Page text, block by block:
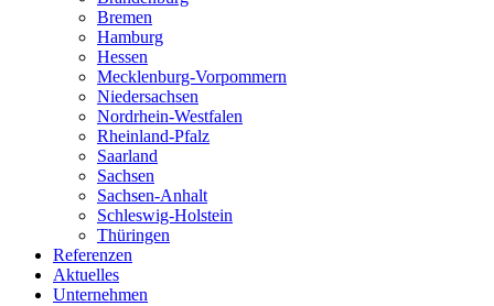
Bremen
Hamburg
Hessen
Mecklenburg-Vorpommern
Niedersachsen
Nordrhein-Westfalen
Rheinland-Pfalz
Saarland
Sachsen
Sachsen-Anhalt
Schleswig-Holstein
Thüringen
Referenzen
Aktuelles
Unternehmen